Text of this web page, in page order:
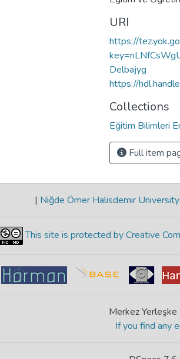
URI
https://
Delbajyg
https://
Collections
Eğitim Bilimleri
Full item
| Niğde Ömer Halisdemir University
This site is protected by Creative
Merkez
If you find any